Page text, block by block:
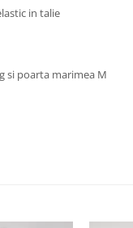
in talie
si poarta marimea M